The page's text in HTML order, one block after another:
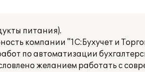
питания).
компании "1С:Бухучет и
по автоматизации
желанием работать с